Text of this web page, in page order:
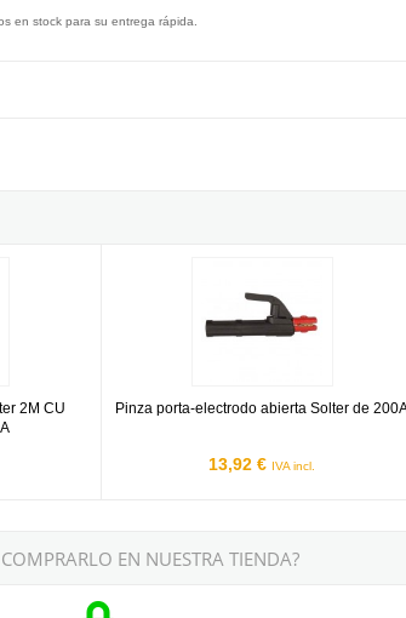
en stock para su entrega rápida.
2M CU
Pinza porta-electrodo abierta Solter de
13,92 € IVA incl.
EN NUESTRA TIENDA?